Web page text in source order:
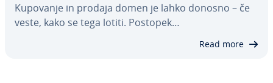
Kupovanje in prodaja domen je lahko donosno – če
veste, kako se tega lotiti. Postopek…
Read more